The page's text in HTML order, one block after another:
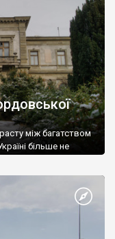
між багатством
більше не